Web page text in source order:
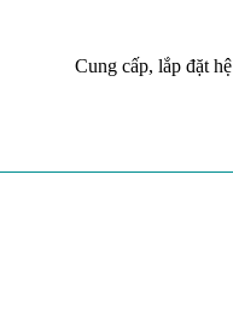
Cung cấp, lắp đặt